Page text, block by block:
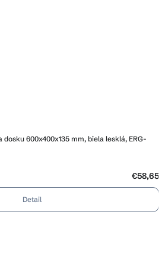
600x400x135 mm, biela lesklá, ERG-
€58,65
Detail